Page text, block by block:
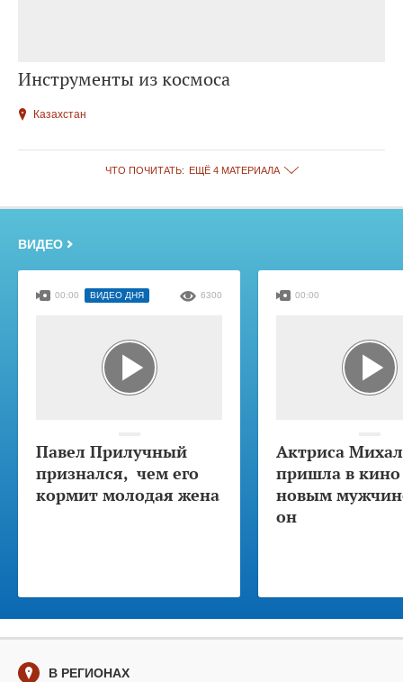
Инструменты из космоса
Казахстан
ЧТО ПОЧИТАТЬ: ЕЩЁ 4 МАТЕРИАЛА
ВИДЕО
Павел Прилучный
признался, чем его
кормит молодая жена
00:00 ВИДЕО ДНЯ 6300
Актриса
пришла в кино
новым
он
00:00
В РЕГИОНАХ